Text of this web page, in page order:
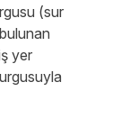
(sur
yer